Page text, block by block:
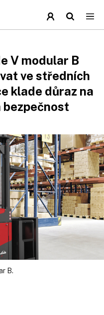
V modular B
ve středních
klade důraz na
B.